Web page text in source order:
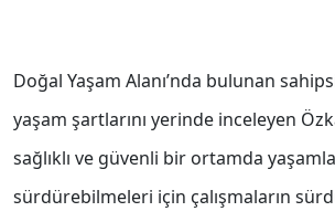
Doğal Yaşam Alanı’nda bulunan
yaşam şartlarını yerinde inceleyen
sağlıklı ve güvenli bir ortamda
sürdürebilmeleri için çalışmaların